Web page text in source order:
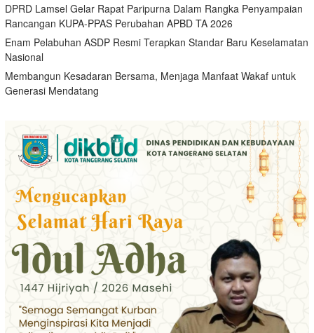
DPRD Lamsel Gelar Rapat Paripurna Dalam Rangka Penyampaian
Rancangan KUPA-PPAS Perubahan APBD TA 2026
Enam Pelabuhan ASDP Resmi Terapkan Standar Baru Keselamatan
Nasional
Membangun Kesadaran Bersama, Menjaga Manfaat Wakaf untuk
Generasi Mendatang